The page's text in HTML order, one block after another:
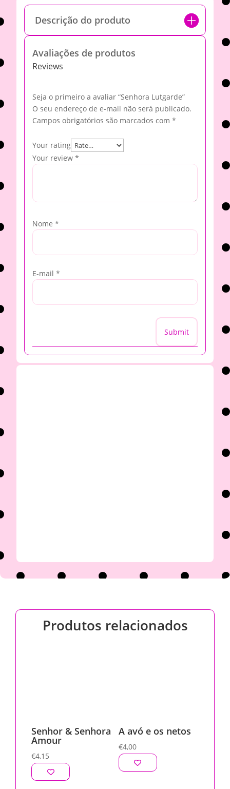
Descrição do produto
Avaliações de produtos
Reviews
Seja o primeiro a avaliar “Senhora Lutgarde”
O seu endereço de e-mail não será publicado.
Campos obrigatórios são marcados com *
Your rating
Your review *
Nome *
E-mail *
Submit
Produtos relacionados
Senhor & Senhora
Amour
€4,15
A avó e os netos
€4,00